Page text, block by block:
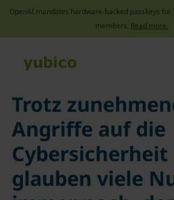
OpenAI mandates hardware-backed passkeys for
members. Read more.
Trotz
Angriffe auf die
Cybersicherheit
glauben viele